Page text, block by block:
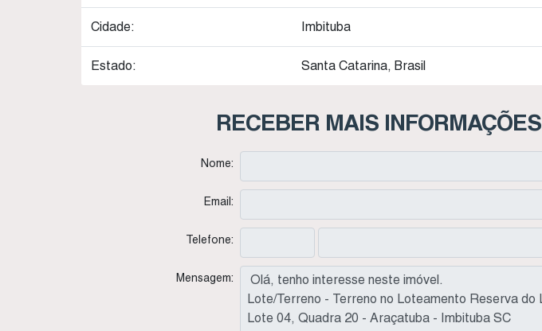
Cidade: Imbituba
Estado: Santa Catarina, Brasil
RECEBER MAIS INFORMAÇÕES
Nome:
Email:
Telefone:
Mensagem: